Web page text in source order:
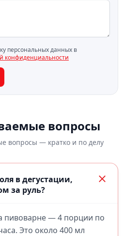
персональных данных в
конфиденциальности
вопросы
вопросы — кратко и по делу
в дегустации,
за руль?
пивоварне — 4 порции по
Это около 400 мл